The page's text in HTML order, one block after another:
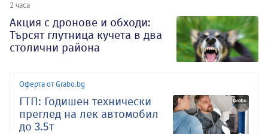
2 часа
Акция с дронове и обходи:
Търсят глутница кучета в два
столични района
Оферта от Grabo.bg
ГТП: Годишен технически
преглед на лек автомобил
до 3.5т